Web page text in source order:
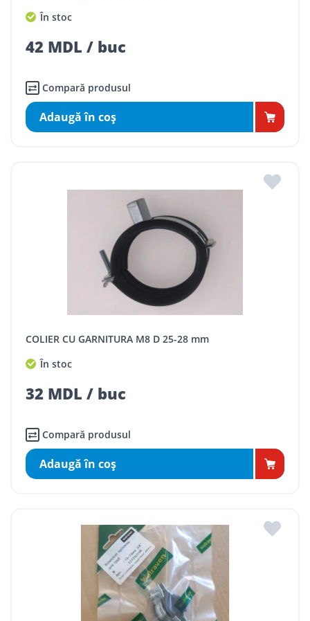
În stoc
42 MDL / buc
Compară produsul
Adaugă în coş
COLIER CU GARNITURA M8 D 25-28 mm
În stoc
32 MDL / buc
Compară produsul
Adaugă în coş